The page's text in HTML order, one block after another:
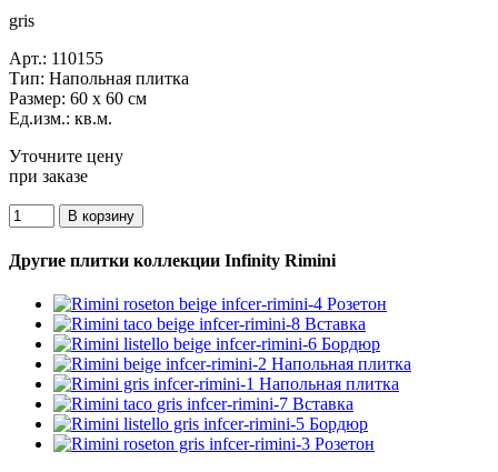
gris
Арт.: 110155
Тип: Напольная плитка
Размер: 60 x 60 см
Ед.изм.: кв.м.
Уточните цену
при заказе
Другие плитки коллекции Infinity Rimini